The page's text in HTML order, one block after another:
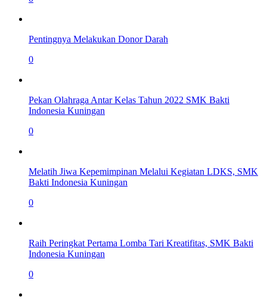
Pentingnya Melakukan Donor Darah
0
Pekan Olahraga Antar Kelas Tahun 2022 SMK Bakti
Indonesia Kuningan
0
Melatih Jiwa Kepemimpinan Melalui Kegiatan LDKS, SMK
Bakti Indonesia Kuningan
0
Raih Peringkat Pertama Lomba Tari Kreatifitas, SMK Bakti
Indonesia Kuningan
0